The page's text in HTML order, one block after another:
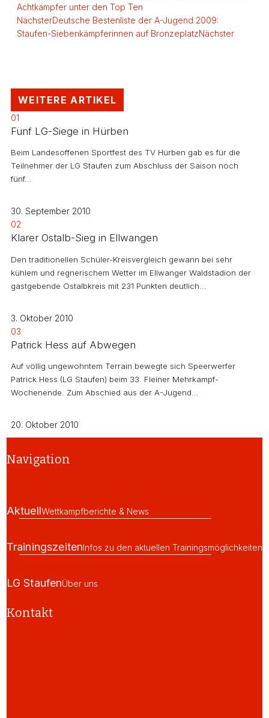
Achtkämpfer unter den Top Ten
NächsterDeutsche Bestenliste der A-Jugend 2009:
Staufen-Siebenkämpferinnen auf BronzeplatzNächster
WEITERE ARTIKEL
01
Fünf LG-Siege in Hürben
Beim Landesoffenen Sportfest des TV Hürben gab es für die
Teilnehmer der LG Staufen zum Abschluss der Saison noch
fünf…
30. September 2010
02
Klarer Ostalb-Sieg in Ellwangen
Den traditionellen Schüler-Kreisvergleich gewann bei sehr
kühlem und regnerischem Wetter im Ellwanger Waldstadion der
gastgebende Ostalbkreis mit 231 Punkten deutlich…
3. Oktober 2010
03
Patrick Hess auf Abwegen
Auf völlig ungewohntem Terrain bewegte sich Speerwerfer
Patrick Hess (LG Staufen) beim 33. Fleiner Mehrkampf-
Wochenende. Zum Abschied aus der A-Jugend…
20. Oktober 2010
Navigation
AktuellWettkampfberichte & News
TrainingszeitenInfos zu den aktuellen Trainingsmöglichkeiten
LG StaufenÜber uns
Kontakt